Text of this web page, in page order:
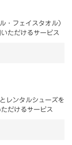
・フェイスタオル）
ただけるサービス
レンタルシューズを
だけるサービス